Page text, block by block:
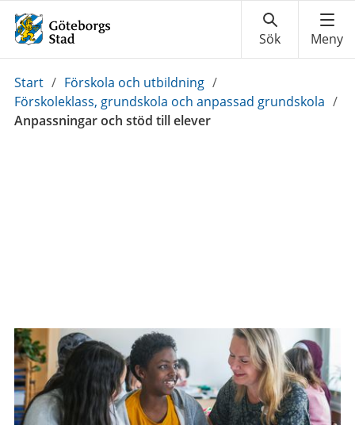
Du
är
här:
Start / Förskola och utbildning /
Förskoleklass, grundskola och anpassad grundskola /
Anpassningar och stöd till elever